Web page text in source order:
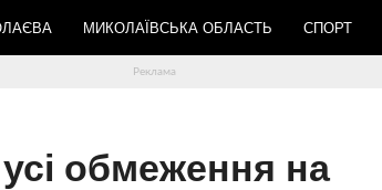
МИКОЛАЇВСЬКА ОБЛАСТЬ СПОРТ
обмеження на